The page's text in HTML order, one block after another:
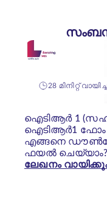
28 മിനിറ്റ്
ഐടിആർ 1
ഐടിആർ1
എങ്ങനെ
ഫയൽ ചെയ്യാം?
ലേഖനം